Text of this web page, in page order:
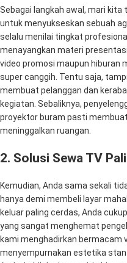
Sebagai langkah awal, mari kita
untuk menyukseskan sebuah
selalu menilai tingkat
menayangkan materi
video promosi maupun hiburan
super canggih. Tentu saja,
membuat pelanggan dan
kegiatan. Sebaliknya,
proyektor buram pasti
meninggalkan ruangan.
2. Solusi Sewa TV
Kemudian, Anda sama sekali
hanya demi membeli layar
keluar paling cerdas, Anda
yang sangat menghemat
kami menghadirkan bermacam
menyempurnakan estetika